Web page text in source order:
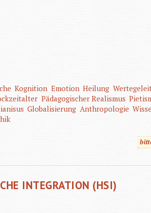
Kognition Emotion Heilung
Pädagogischer Realismus
Globalisierung Anthropologie
INTEGRATION (HSI)